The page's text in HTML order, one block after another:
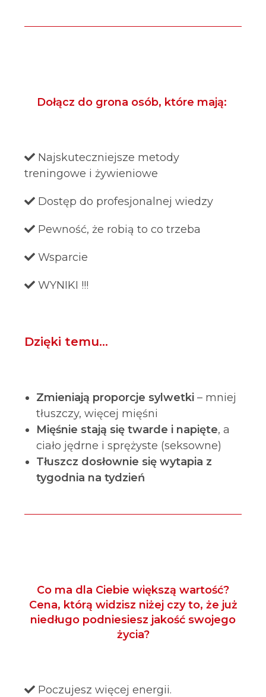
Dołącz do grona osób, które mają:
Najskuteczniejsze metody
treningowe i żywieniowe
Dostęp do profesjonalnej wiedzy
Pewność, że robią to co trzeba
Wsparcie
WYNIKI !!!
Dzięki temu…
Zmieniają proporcje sylwetki – mniej
tłuszczy, więcej mięśni
Mięśnie stają się twarde i napięte, a
ciało jędrne i sprężyste (seksowne)
Tłuszcz dosłownie się wytapia z
tygodnia na tydzień
Co ma dla Ciebie większą wartość?
Cena, którą widzisz niżej czy to, że już
niedługo podniesiesz jakość swojego
życia?
Poczujesz więcej energii.